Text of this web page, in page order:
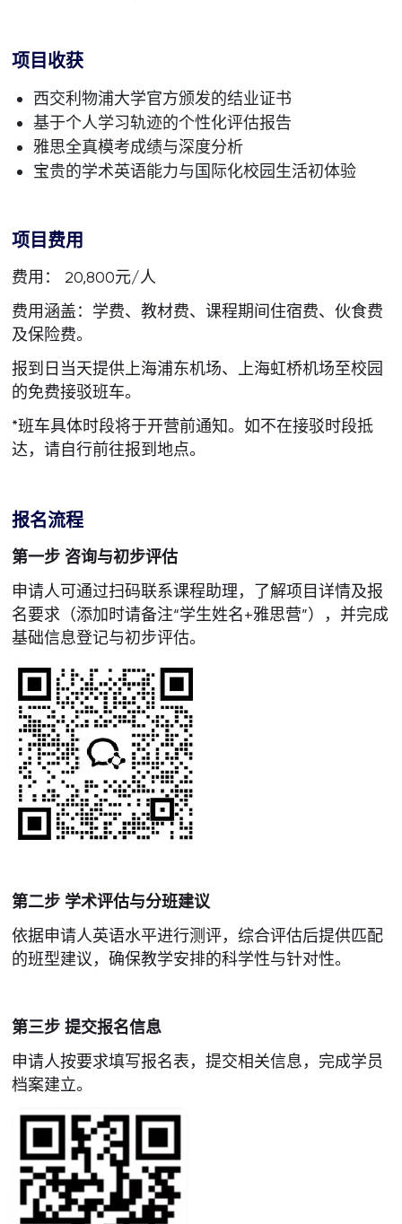
项目收获
西交利物浦大学官方颁发的结业证书
基于个人学习轨迹的个性化评估报告
雅思全真模考成绩与深度分析
宝贵的学术英语能力与国际化校园生活初体验
项目费用
费用： 20,800元/人
费用涵盖：学费、教材费、课程期间住宿费、伙食费
及保险费。
报到日当天提供上海浦东机场、上海虹桥机场至校园
的免费接驳班车。
*班车具体时段将于开营前通知。如不在接驳时段抵
达，请自行前往报到地点。
报名流程
第一步 咨询与初步评估
申请人可通过扫码联系课程助理，了解项目详情及报
名要求（添加时请备注“学生姓名+雅思营”），并完成
基础信息登记与初步评估。
第二步 学术评估与分班建议
依据申请人英语水平进行测评，综合评估后提供匹配
的班型建议，确保教学安排的科学性与针对性。
第三步 提交报名信息
申请人按要求填写报名表，提交相关信息，完成学员
档案建立。